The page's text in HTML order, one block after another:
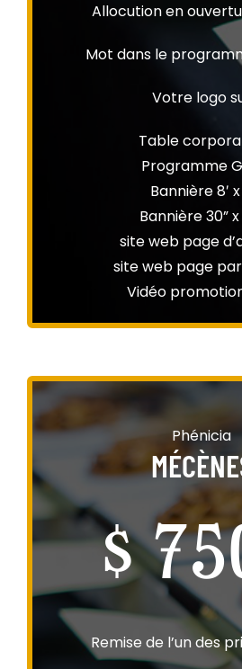
Allocution en
Mot dans le
Votre logo
Table
Programme
Bannière 8′ x
Bannière 30” x
site web page
site web page
Vidéo
Phénicia
$
Remise de l’un des